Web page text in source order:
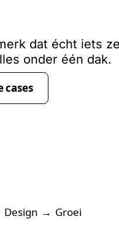
dat écht iets
onder één dak.
cases
Design → Groei